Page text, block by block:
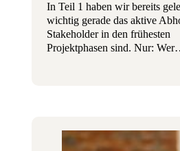
In Teil 1 haben wir bereits
wichtig gerade das aktive
Stakeholder in den frühesten
Projektphasen sind. Nur: